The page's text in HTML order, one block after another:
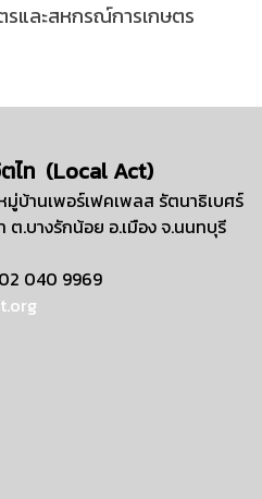
รและสหกรณ์การเกษตร
ไท (Local Act)
มู่บ้านเพอร์เฟคเพลส รัตนาธิเบศร์
ต.บางรักน้อย อ.เมือง จ.นนทบุรี
040 9969